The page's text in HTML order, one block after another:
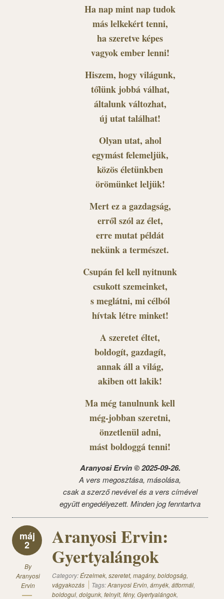
Ha nap mint nap tudok
más lelkekért tenni,
ha szeretve képes
vagyok ember lenni!
Hiszem, hogy világunk,
tőlünk jobbá válhat,
általunk változhat,
új utat találhat!
Olyan utat, ahol
egymást felemeljük,
közös életünkben
örömünket leljük!
Mert ez a gazdagság,
erről szól az élet,
erre mutat példát
nekünk a természet.
Csupán fel kell nyitnunk
csukott szemeinket,
s meglátni, mi célból
hívtak létre minket!
A szeretet éltet,
boldogít, gazdagít,
annak áll a világ,
akiben ott lakik!
Ma még tanulnunk kell
még-jobban szeretni,
önzetlenül adni,
mást boldoggá tenni!
Aranyosi Ervin © 2025-09-26.
A vers megosztása, másolása,
csak a szerző nevével és a vers címével
együtt engedélyezett. Minden jog fenntartva
máj
2
By
Aranyosi
Ervin
Aranyosi Ervin:
Gyertyalángok
Category:Érzelmek, szeretet, magány, boldogság,
vágyakozás
Tags:Aranyosi Ervin, árnyék, átformál,
boldogul, dolgunk, felnyit, fény, Gyertyalángok,